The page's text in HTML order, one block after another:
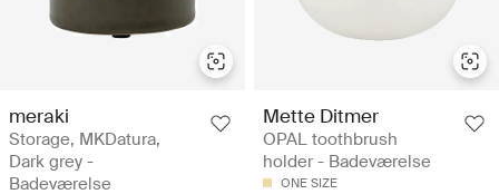
meraki
Storage, MKDatura,
Dark grey -
Badeværelse
Mette Ditmer
OPAL toothbrush
holder - Badeværelse
ONE SIZE